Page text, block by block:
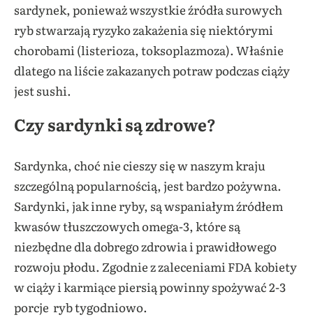
sardynek, ponieważ wszystkie źródła surowych
ryb stwarzają ryzyko zakażenia się niektórymi
chorobami (listerioza, toksoplazmoza). Właśnie
dlatego na liście zakazanych potraw podczas ciąży
jest sushi.
Czy sardynki są zdrowe?
Sardynka, choć nie cieszy się w naszym kraju
szczególną popularnością, jest bardzo pożywna.
Sardynki, jak inne ryby, są wspaniałym źródłem
kwasów tłuszczowych omega-3, które są
niezbędne dla dobrego zdrowia i prawidłowego
rozwoju płodu. Zgodnie z zaleceniami FDA kobiety
w ciąży i karmiące piersią powinny spożywać 2-3
porcje ryb tygodniowo.